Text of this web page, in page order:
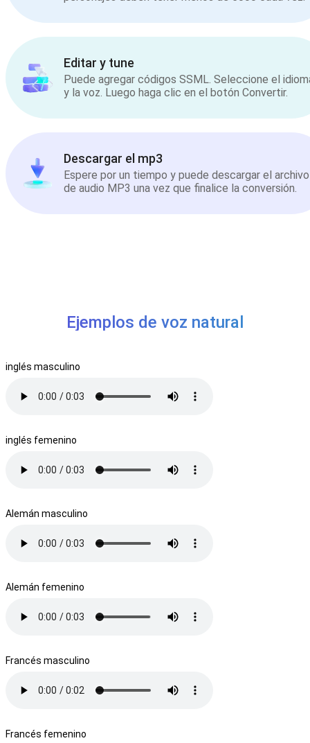
Editar y tune
Puede agregar códigos SSML. Seleccione el
y la voz. Luego haga clic en el botón Convertir.
Descargar el mp3
Espere por un tiempo y puede descargar el archivo
de audio MP3 una vez que finalice la conversión.
Ejemplos de voz natural
inglés masculino
inglés femenino
Alemán masculino
Alemán femenino
Francés masculino
Francés femenino